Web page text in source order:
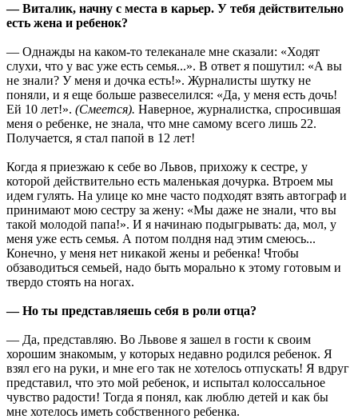
— Виталик, начну с места в карьер. У тебя действительно
есть жена и ребенок?
— Однажды на каком-то телеканале мне сказали: «Ходят
слухи, что у вас уже есть семья...». В ответ я пошутил: «А вы
не знали? У меня и дочка есть!». Журналисты шутку не
поняли, и я еще больше развеселился: «Да, у меня есть дочь!
Ей 10 лет!». (Смеется). Наверное, журналистка, спросившая
меня о ребенке, не знала, что мне самому всего лишь 22.
Получается, я стал папой в 12 лет!
Когда я приезжаю к себе во Львов, прихожу к сестре, у
которой действительно есть маленькая дочурка. Втроем мы
идем гулять. На улице ко мне часто подходят взять автограф и
принимают мою сестру за жену: «Мы даже не знали, что вы
такой молодой папа!». И я начинаю подыгрывать: да, мол, у
меня уже есть семья. А потом полдня над этим смеюсь...
Конечно, у меня нет никакой жены и ребенка! Чтобы
обзаводиться семьей, надо быть морально к этому готовым и
твердо стоять на ногах.
— Но ты представляешь себя в роли отца?
— Да, представляю. Во Львове я зашел в гости к своим
хорошим знакомым, у которых недавно родился ребенок. Я
взял его на руки, и мне его так не хотелось отпускать! Я вдруг
представил, что это мой ребенок, и испытал колоссальное
чувство радости! Тогда я понял, как люблю детей и как бы
мне хотелось иметь собственного ребенка.